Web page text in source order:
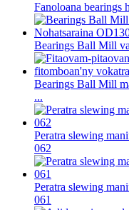
Fanoloana bearings
Bearings Ball Mill
Bearings Ball Mill
...
Peratra slewing
062
Peratra slewing
061